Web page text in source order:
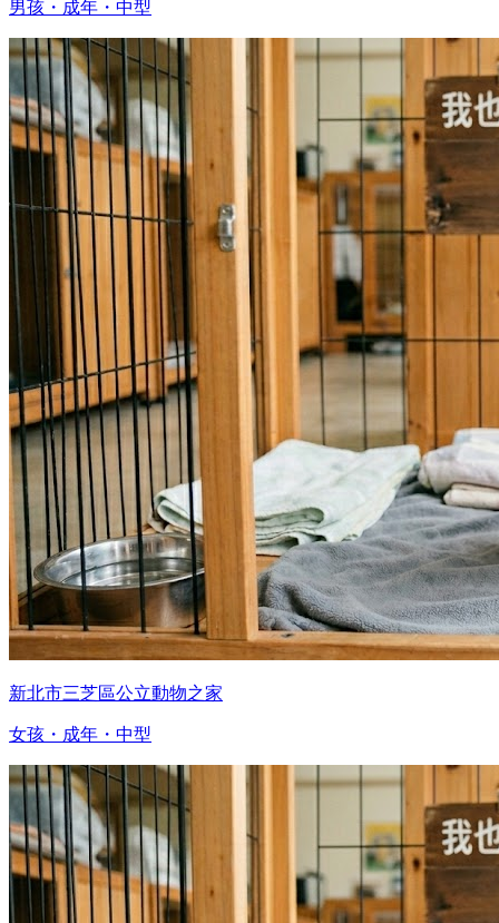
男孩・成年・中型
新北市三芝區公立動物之家
女孩・成年・中型